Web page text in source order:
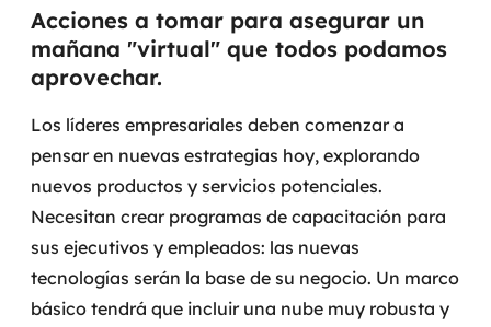
Acciones a tomar para asegurar un
mañana "virtual" que todos podamos
aprovechar.
Los líderes empresariales deben comenzar a
pensar en nuevas estrategias hoy, explorando
nuevos productos y servicios potenciales.
Necesitan crear programas de capacitación para
sus ejecutivos y empleados: las nuevas
tecnologías serán la base de su negocio. Un marco
básico tendrá que incluir una nube muy robusta y